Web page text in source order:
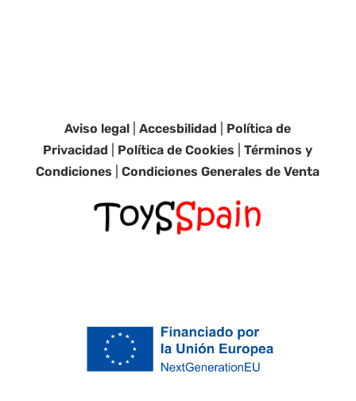
Aviso legal |Accesbilidad
Política de
Privacidad
Política de Cookies |Términos y
Condiciones |Condiciones Generales de Venta